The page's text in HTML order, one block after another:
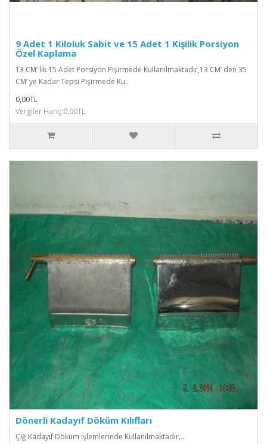
9 Adet 1 Kiloluk Sabit ve 15 Adet 1 Kişilik Porsiyon
Özel Kaplama
13 CM’ lik 15 Adet Porsiyon Pişirmede Kullanılmaktadır,13 CM’ den 35
CM’ ye Kadar Tepsi Pişirmede Ku..
0,00TL
Vergiler Hariç:0,00TL
Dönerli Kadayıf Döküm Kılıfları
Çiğ Kadayıf Döküm İşlemlerinde Kullanılmaktadır,..